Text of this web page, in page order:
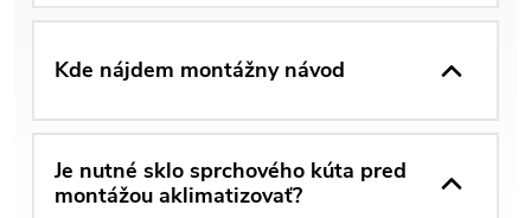
Kde nájdem montážny návod
Je nutné sklo sprchového kúta pred
montážou aklimatizovať?